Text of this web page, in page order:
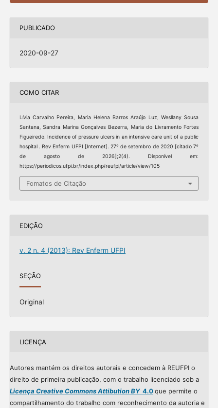
PUBLICADO
2020-09-27
COMO CITAR
Lívia Carvalho Pereira, Maria Helena Barros Araújo Luz, Wesllany Sousa
Santana, Sandra Marina Gonçalves Bezerra, Maria do Livramento Fortes
Figueiredo. Incidence of pressure ulcers in an intensive care unit of a public
hospital . Rev Enferm UFPI [Internet]. 27º de setembro de 2020 [citado 7º
de agosto de 2026];2(4). Disponível em:
https://periodicos.ufpi.br/index.php/reufpi/article/view/105
Fomatos de Citação
EDIÇÃO
v. 2 n. 4 (2013): Rev Enferm UFPI
SEÇÃO
Original
LICENÇA
Autores mantém os direitos autorais e concedem à REUFPI o
direito de primeira publicação, com o trabalho licenciado sob a
Licença Creative Commons Attibution BY4.0que permite o
compartilhamento do trabalho com reconhecimento da autoria e